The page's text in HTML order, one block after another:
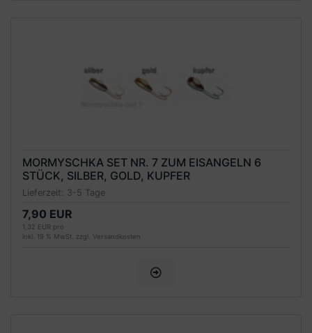
MORMYSCHKA SET NR. 7 ZUM EISANGELN 6
STÜCK, SILBER, GOLD, KUPFER
Lieferzeit: 3-5 Tage
7,90 EUR
1,32 EUR pro
inkl. 19 % MwSt. zzgl. Versandkosten